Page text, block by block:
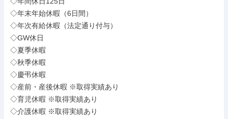
◇年末年始休暇（6日間）
◇年次有給休暇（法定通り付与）
◇GW休日
◇夏季休暇
◇秋季休暇
◇慶弔休暇
◇産前・産後休暇 ※取得実績あり
◇育児休暇 ※取得実績あり
◇介護休暇 ※取得実績あり